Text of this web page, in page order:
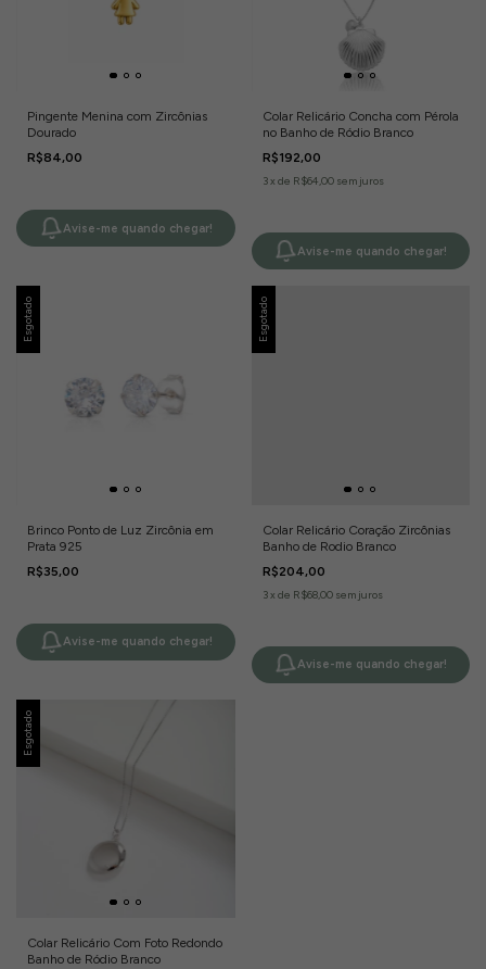
Pingente Menina com Zircônias
Dourado
R$84,00
Avise-me quando chegar!
Colar Relicário Concha com Pérola
no Banho de Ródio Branco
R$192,00
3x de R$64,00 sem juros
Avise-me quando chegar!
Esgotado
Brinco Ponto de Luz Zircônia em
Prata 925
R$35,00
Avise-me quando chegar!
Esgotado
Colar Relicário Coração Zircônias
Banho de Rodio Branco
R$204,00
3x de R$68,00 sem juros
Avise-me quando chegar!
Esgotado
Colar Relicário Com Foto Redondo
Banho de Ródio Branco